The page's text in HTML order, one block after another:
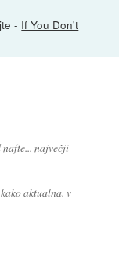
- If You Don't
največji
aktualna. v